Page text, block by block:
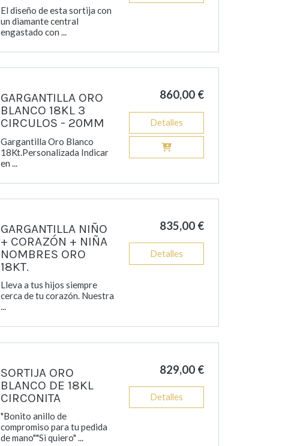
El diseño de esta sortija con
un diamante central
engastado con ...
GARGANTILLA ORO
BLANCO 18KL 3
CIRCULOS - 20MM
Gargantilla Oro Blanco
18Kt.Personalizada Indicar
en ...
860,00 €
Detalles
GARGANTILLA NIÑO
+ CORAZÓN + NIÑA
NOMBRES ORO
18KT.
Lleva a tus hijos siempre
cerca de tu corazón. Nuestra
...
835,00 €
Detalles
SORTIJA ORO
BLANCO DE 18KL
CIRCONITA
"Bonito anillo de
compromiso para tu pedida
de mano""Si quiero" ...
829,00 €
Detalles